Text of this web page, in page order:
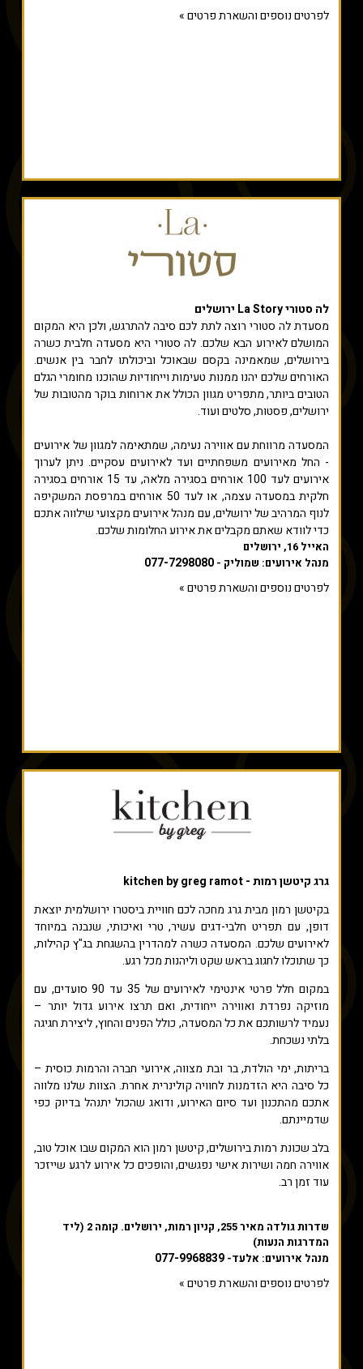
לפרטים נוספים והשארת פרטים »
לה סטורי La Story ירושלים
מסעדת לה סטורי רוצה לתת לכם סיבה להתרגש, ולכן היא המקום
המושלם לאירוע הבא שלכם. לה סטורי היא מסעדה חלבית כשרה
בירושלים, שמאמינה בקסם שבאוכל וביכולתו לחבר בין אנשים.
האורחים שלכם יהנו ממנות טעימות וייחודיות שהוכנו מחומרי הגלם
הטובים ביותר, מתפריט מגוון הכולל את ארוחות בוקר מהטובות של
ירושלים, פסטות, סלטים ועוד.
המסעדה מרווחת עם אווירה נעימה, שמתאימה למגוון של אירועים
- החל מאירועים משפחתיים ועד לאירועים עסקיים. ניתן לערוך
אירועים לעד 100 אורחים בסגירה מלאה, עד 15 אורחים בסגירה
חלקית במסעדה עצמה, או לעד 50 אורחים במרפסת המשקיפה
לנוף המרהיב של ירושלים, עם מנהל אירועים מקצועי שילווה אתכם
כדי לוודא שאתם מקבלים את אירוע החלומות שלכם.
האייל 16, ירושלים
מנהל אירועים: שמוליק - 077-7298080
לפרטים נוספים והשארת פרטים »
גרג קיטשן רמות - kitchen by greg ramot
בקיטשן רמון מבית גרג מחכה לכם חוויית ביסטרו ירושלמית יוצאת
דופן, עם תפריט חלבי-דגים עשיר, טרי ואיכותי, שנבנה במיוחד
לאירועים שלכם. המסעדה כשרה למהדרין בהשגחת בג"ץ קהילות,
כך שתוכלו לחגוג בראש שקט וליהנות מכל רגע.
במקום חלל פרטי אינטימי לאירועים של 35 עד 90 סועדים, עם
מוזיקה נפרדת ואווירה ייחודית, ואם תרצו אירוע גדול יותר –
נעמיד לרשותכם את כל המסעדה, כולל הפנים והחוץ, ליצירת חגיגה
בלתי נשכחת.
בריתות, ימי הולדת, בר ובת מצווה, אירועי חברה והרמות כוסית –
כל סיבה היא הזדמנות לחוויה קולינרית אחרת. הצוות שלנו מלווה
אתכם מהתכנון ועד סיום האירוע, ודואג שהכול יתנהל בדיוק כפי
שדמיינתם.
בלב שכונת רמות בירושלים, קיטשן רמון הוא המקום שבו אוכל טוב,
אווירה חמה ושירות אישי נפגשים, והופכים כל אירוע לרגע שייזכר
עוד זמן רב.
שדרות גולדה מאיר 255, קניון רמות, ירושלים. קומה 2 (ליד
המדרגות הנעות)
מנהל אירועים: אלעד- 077-9968839
לפרטים נוספים והשארת פרטים »